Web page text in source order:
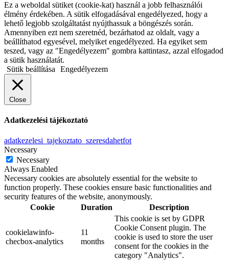
Ez a weboldal sütiket (cookie-kat) használ a jobb felhasználói
élmény érdekében. A sütik elfogadásával engedélyezed, hogy a
lehető legjobb szolgáltatást nyújthassuk a böngészés során.
Amennyiben ezt nem szeretnéd, bezárhatod az oldalt, vagy a
beállíthatod egyesével, melyiket engedélyezed. Ha egyiket sem
teszed, vagy az "Engedélyezem" gombra kattintasz, azzal elfogadod
a sütik használatát.
Sütik beállítása
Engedélyezem
Close
Adatkezelési tájékoztató
adatkezelesi_tajekoztato_szeresdahetfot
Necessary
Necessary
Always Enabled
Necessary cookies are absolutely essential for the website to
function properly. These cookies ensure basic functionalities and
security features of the website, anonymously.
Cookie
Duration Description
cookielawinfo-
checbox-analytics
11
months
This cookie is set by GDPR
Cookie Consent plugin. The
cookie is used to store the user
consent for the cookies in the
category "Analytics".